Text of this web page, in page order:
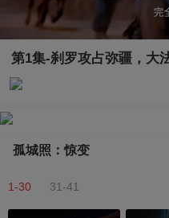
第1集-刹罗攻占弥疆，大
孤城照：惊变
1-30 31-41